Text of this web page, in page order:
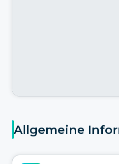
Allgemeine